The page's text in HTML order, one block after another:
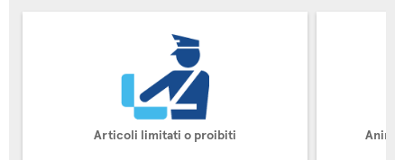
Articoli limitati o proibiti